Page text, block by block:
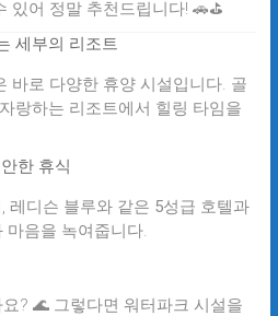
있어 정말 추천드립니다! 🚗⛳
세부의 리조트
바로 다양한 휴양 시설입니다. 골
랑하는 리조트에서 힐링 타임을
한 휴식
레디슨 블루와 같은 5성급 호텔과
마음을 녹여줍니다.
? 🌊 그렇다면 워터파크 시설을